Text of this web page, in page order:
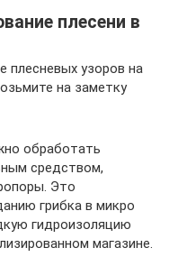
плесени в
плесневых узоров на
на заметку
обработать
средством,
Это
грибка в микро
гидроизоляцию
магазине.